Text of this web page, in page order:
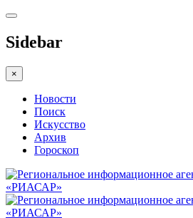
Sidebar
×
Новости
Поиск
Искусство
Архив
Гороскоп